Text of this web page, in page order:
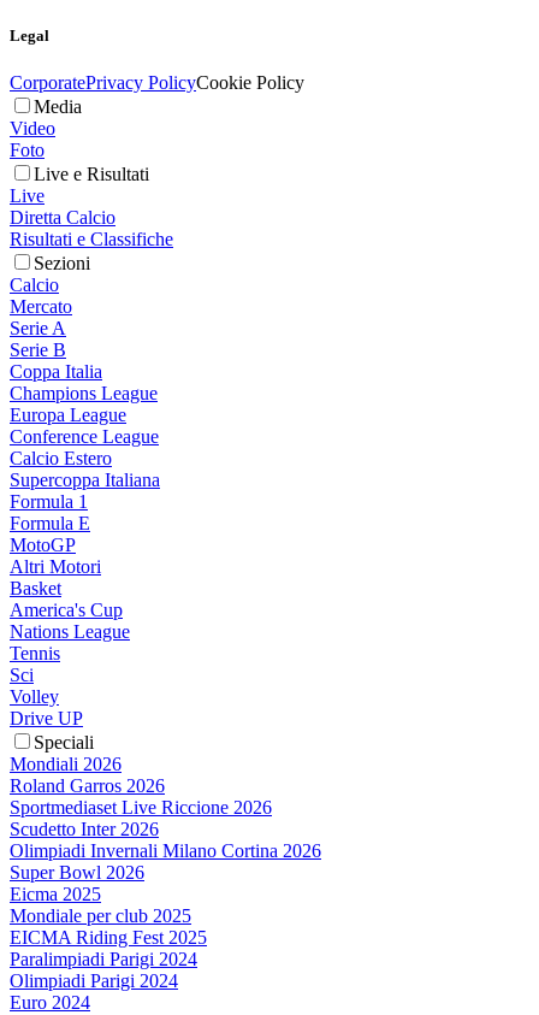
Legal
CorporatePrivacy PolicyCookie Policy
Media
Video
Foto
Live e Risultati
Live
Diretta Calcio
Risultati e Classifiche
Sezioni
Calcio
Mercato
Serie A
Serie B
Coppa Italia
Champions League
Europa League
Conference League
Calcio Estero
Supercoppa Italiana
Formula 1
Formula E
MotoGP
Altri Motori
Basket
America's Cup
Nations League
Tennis
Sci
Volley
Drive UP
Speciali
Mondiali 2026
Roland Garros 2026
Sportmediaset Live Riccione 2026
Scudetto Inter 2026
Olimpiadi Invernali Milano Cortina 2026
Super Bowl 2026
Eicma 2025
Mondiale per club 2025
EICMA Riding Fest 2025
Paralimpiadi Parigi 2024
Olimpiadi Parigi 2024
Euro 2024